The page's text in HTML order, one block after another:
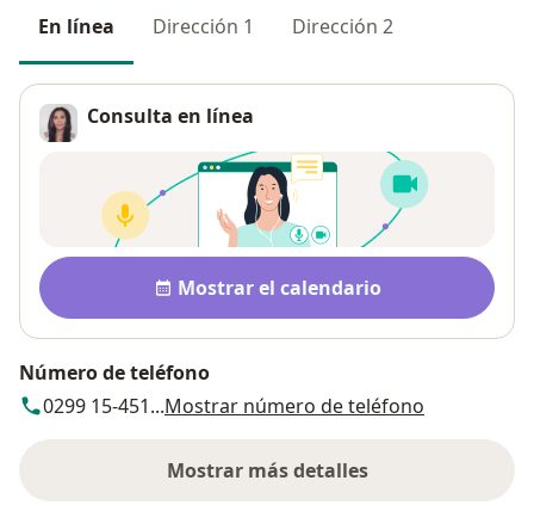
En línea Dirección 1 Dirección 2
Consulta en línea
Disponibilidad
Mostrar el calendario
Número de teléfono
0299 15-451...Mostrar número de teléfono
Mostrar más detalles
sobre la dirección